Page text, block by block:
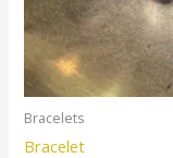
Bracelets
Bracelet